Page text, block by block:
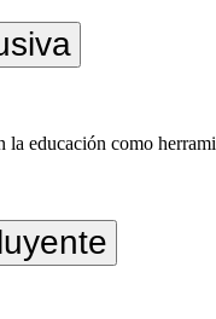
educación como